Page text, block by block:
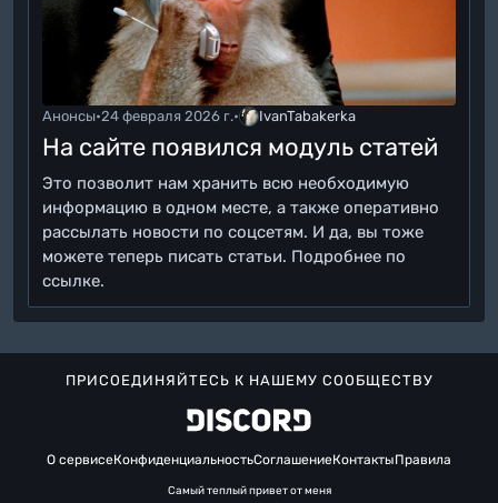
Анонсы•24 февраля 2026 г.• IvanTabakerka
На сайте появился модуль статей
Это позволит нам хранить всю необходимую
информацию в одном месте, а также оперативно
рассылать новости по соцсетям. И да, вы тоже
можете теперь писать статьи. Подробнее по
ссылке.
ПРИСОЕДИНЯЙТЕСЬ К НАШЕМУ СООБЩЕСТВУ
О сервисеКонфиденциальностьСоглашениеКонтактыПравила
Самый теплый привет от меня